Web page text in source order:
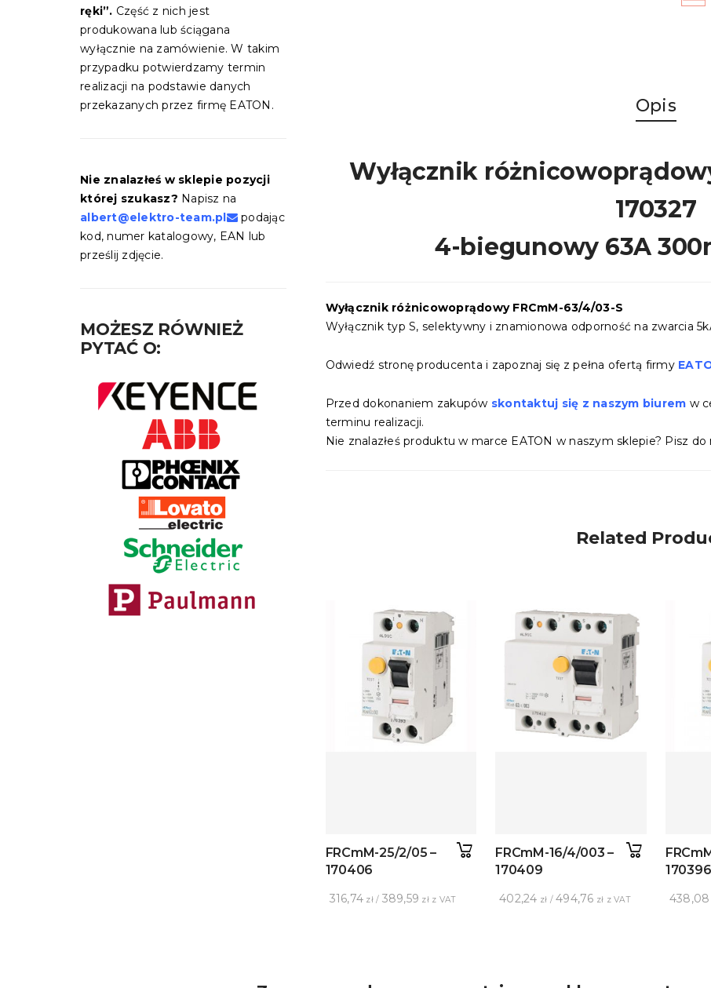
ręki”. Część z nich jest
produkowana lub ściągana
wyłącznie na zamówienie. W takim
przypadku potwierdzamy termin
realizacji na podstawie danych
przekazanych przez firmę EATON.
Nie znalazłeś w sklepie pozycji
której szukasz? Napisz na
albert@elektro-team.pl
podając
kod, numer katalogowy, EAN lub
prześlij zdjęcie.
MOŻESZ RÓWNIEŻ
PYTAĆ O:
Opis
Wyłącznik
170327
4-biegunowy 63A
Wyłącznik różnicowoprądowy FRCmM-63/4/03-S
Wyłącznik typ S, selektywny i znamionowa odporność na zwarcia
Odwiedź stronę producenta i zapoznaj się z pełna ofertą firmy
Przed dokonaniem zakupów skontaktuj się z naszym biurem w
terminu realizacji.
Nie znalazłeś produktu w marce EATON w naszym sklepie? Pisz
Related
FRCmM-25/2/05 –
170406
316,74 zł / 389,59 zł z VAT
FRCmM-16/4/003 –
170409
402,24 zł /494,76 zł z VAT
170396
438,08